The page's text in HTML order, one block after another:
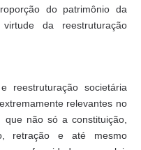
do patrimônio da
da reestruturação
reestruturação societária
relevantes no
não só a constituição,
retração e até mesmo